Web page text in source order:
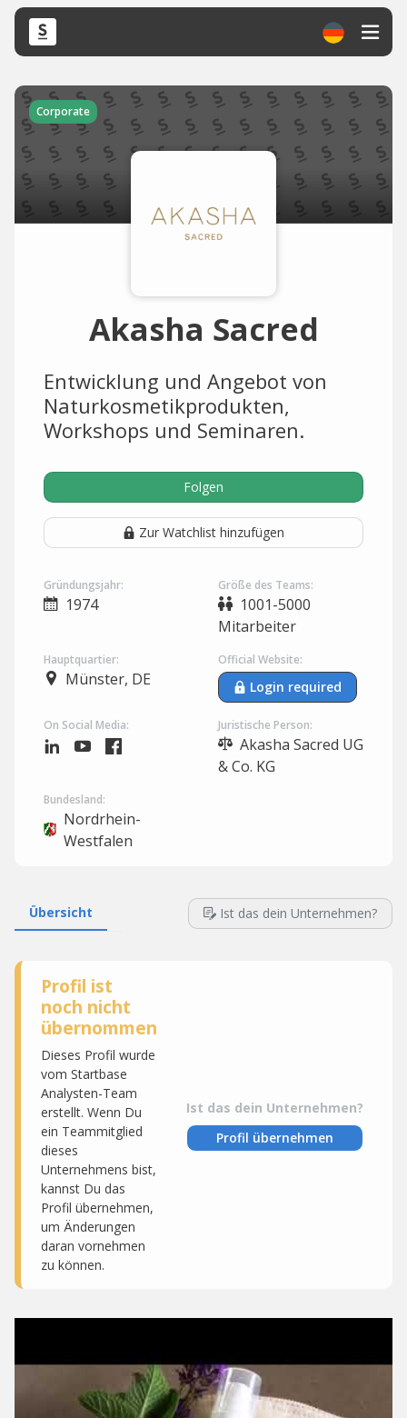
Corporate
Akasha Sacred
Entwicklung und Angebot von
Naturkosmetikprodukten,
Workshops und Seminaren.
Folgen
Zur Watchlist hinzufügen
Gründungsjahr:
1974
Größe des Teams:
1001-5000
Mitarbeiter
Hauptquartier:
Münster, DE
Official Website:
Login required
On Social Media: Juristische Person:
Akasha Sacred UG
& Co. KG
Bundesland:
Nordrhein-
Westfalen
Übersicht Ist das dein Unternehmen?
Profil ist
noch nicht
übernommen
Dieses Profil wurde
vom Startbase
Analysten-Team
erstellt. Wenn Du
ein Teammitglied
dieses
Unternehmens bist,
kannst Du das
Profil übernehmen,
um Änderungen
daran vornehmen
zu können.
Ist das dein Unternehmen?
Profil übernehmen